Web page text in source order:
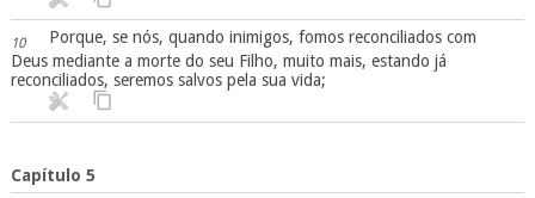
10
Porque, se nós, quando inimigos, fomos reconciliados com
Deus mediante a morte do seu Filho, muito mais, estando já
reconciliados, seremos salvos pela sua vida;
Capítulo 5